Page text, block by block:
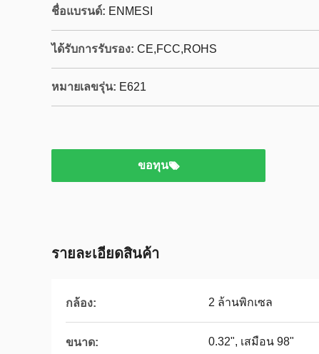
ชื่อแบรนด์: ENMESI
ได้รับการรับรอง: CE,FCC,ROHS
หมายเลขรุ่น: E621
ขอทุน
รายละเอียดสินค้า
กล้อง: 2 ล้านพิกเซล
ขนาด: 0.32", เสมือน 98"